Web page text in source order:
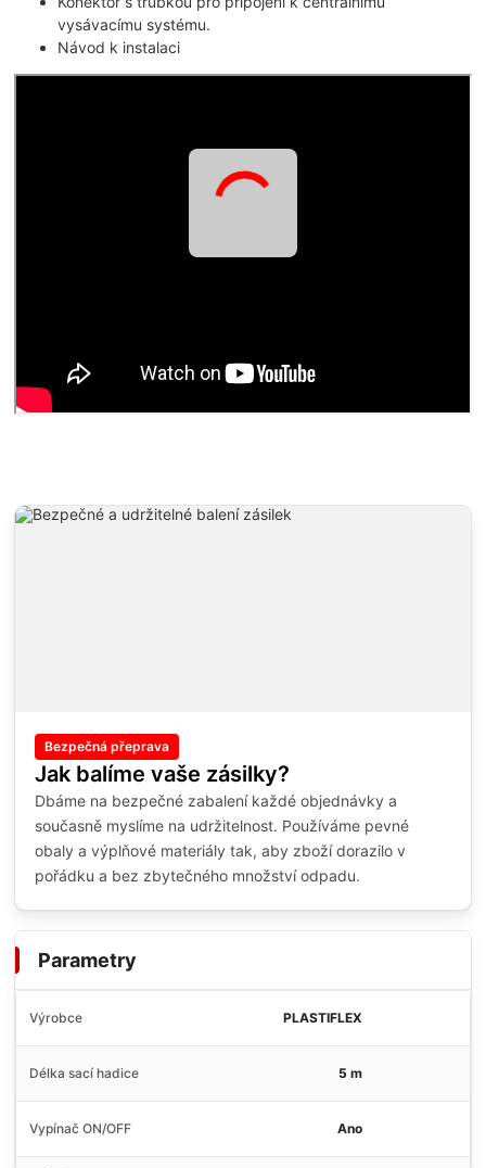
vysávacímu systému.
Návod k instalaci
Bezpečná přeprava
Jak balíme vaše zásilky?
Dbáme na bezpečné zabalení každé objednávky a
současně myslíme na udržitelnost. Používáme pevné
obaly a výplňové materiály tak, aby zboží dorazilo v
pořádku a bez zbytečného množství odpadu.
Parametry
Výrobce PLASTIFLEX
Délka sací hadice 5 m
Vypínač ON/OFF Ano